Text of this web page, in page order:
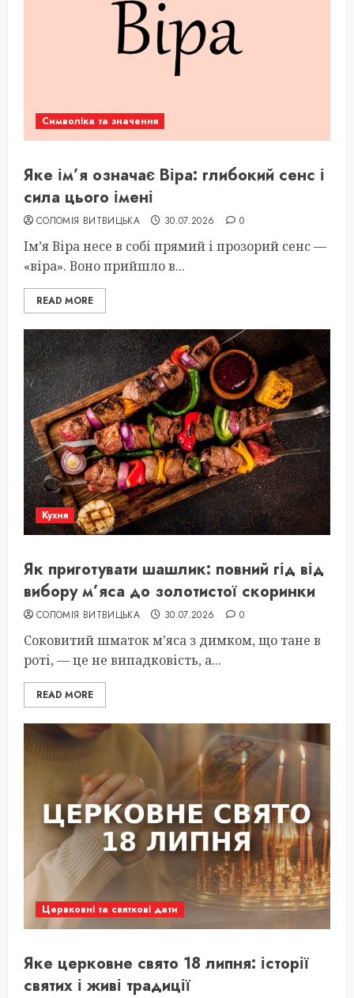
Символіка та значення
Яке ім’я означає Віра: глибокий сенс і
сила цього імені
СОЛОМІЯ ВИТВИЦЬКА 30.07.2026 0
Ім’я Віра несе в собі прямий і прозорий сенс —
«віра». Воно прийшло в...
READ MORE
Кухня
Як приготувати шашлик: повний гід від
вибору м’яса до золотистої скоринки
СОЛОМІЯ ВИТВИЦЬКА 30.07.2026 0
Соковитий шматок м’яса з димком, що тане в
роті, — це не випадковість, а...
READ MORE
Цервковні та святкові дати
Яке церковне свято 18 липня: історії
святих і живі традиції